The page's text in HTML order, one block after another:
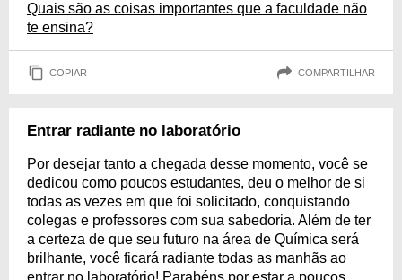
Quais são as coisas importantes que a faculdade não
te ensina?
COPIAR COMPARTILHAR
Entrar radiante no laboratório
Por desejar tanto a chegada desse momento, você se
dedicou como poucos estudantes, deu o melhor de si
todas as vezes em que foi solicitado, conquistando
colegas e professores com sua sabedoria. Além de ter
a certeza de que seu futuro na área de Química será
brilhante, você ficará radiante todas as manhãs ao
entrar no laboratório! Parabéns por estar a poucos